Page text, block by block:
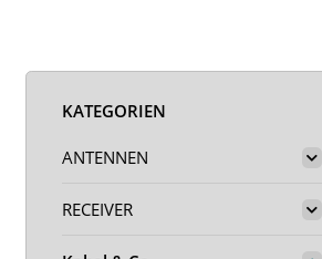
KATEGORIEN
ANTENNEN
RECEIVER